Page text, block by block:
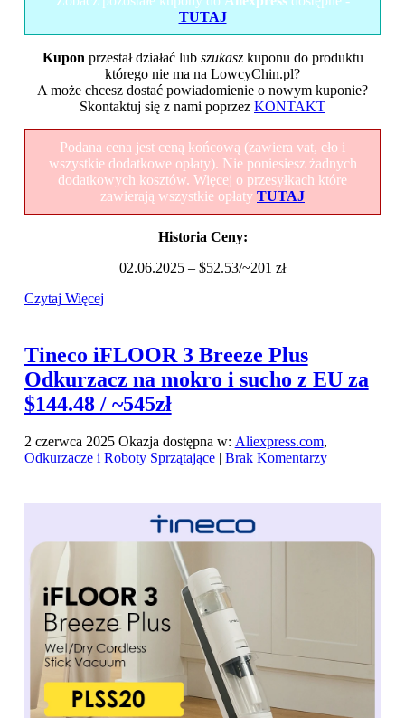
TUTAJ
Kupon przestał działać lub szukaszkuponu do produktu
którego nie ma na LowcyChin.pl?
A może chcesz dostać powiadomienie o nowym kuponie?
Skontaktuj się z nami poprzez KONTAKT
Podana cena jest ceną końcową (zawiera vat, cło i
wszystkie dodatkowe opłaty). Nie poniesiesz żadnych
dodatkowych kosztów. Więcej o przesyłkach które
zawierają wszystkie opłaty TUTAJ
Historia Ceny:
02.06.2025 – $52.53/~201 zł
Czytaj Więcej
Tineco iFLOOR 3 Breeze Plus
Odkurzacz na mokro i sucho z EU za
$144.48 / ~545zł
2 czerwca 2025Okazja dostępna w: Aliexpress.com,
Odkurzacze i Roboty Sprzątające| Brak Komentarzy